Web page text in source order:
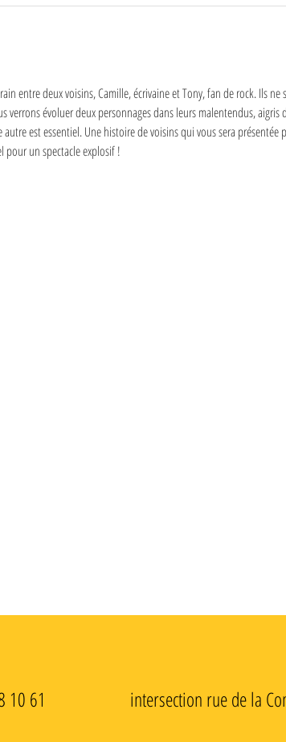
entre deux voisins, Camille, écrivaine et Tony, fan de rock. Ils
verrons évoluer deux personnages dans leurs malentendus,
est essentiel. Une histoire de voisins qui vous sera présentée
pour un spectacle explosif !
10 61 intersection rue de la